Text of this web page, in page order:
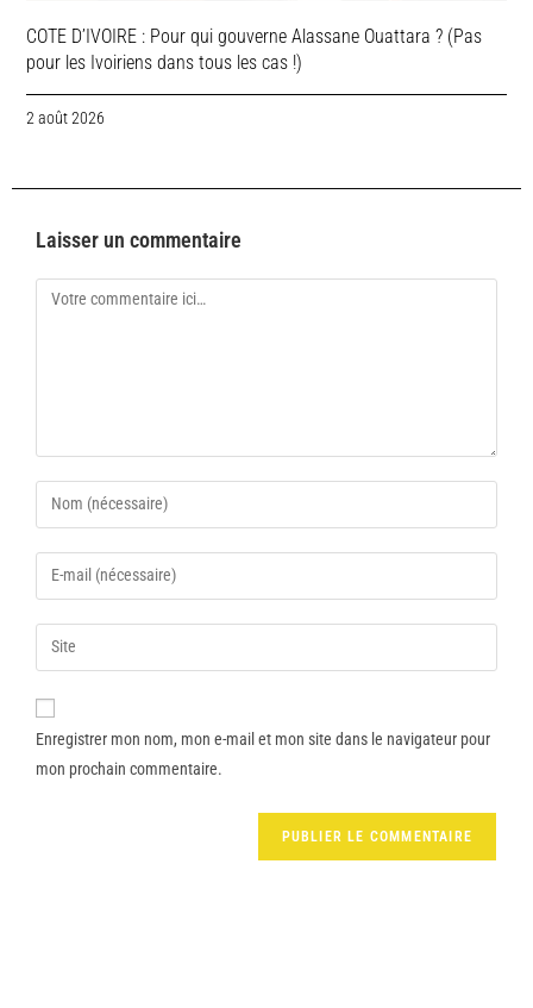
COTE D’IVOIRE : Pour qui gouverne Alassane Ouattara ? (Pas
pour les Ivoiriens dans tous les cas !)
2 août 2026
Laisser un commentaire
Enregistrer mon nom, mon e-mail et mon site dans le navigateur pour
mon prochain commentaire.